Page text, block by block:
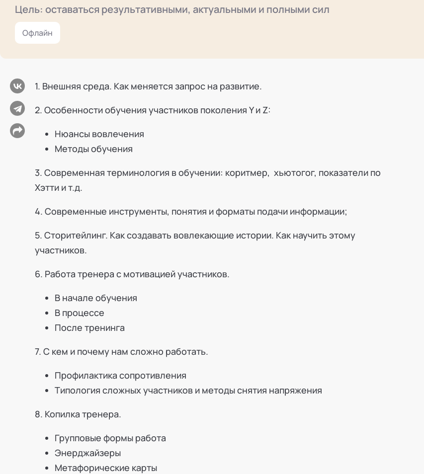
Цель: оставаться результативными, актуальными и полными сил
Офлайн
1. Внешняя среда. Как меняется запрос на развитие.
2. Особенности обучения участников поколения Y и Z:
Нюансы вовлечения
Методы обучения
3. Современная терминология в обучении: коритмер, хьютогог, показатели по
Хэтти и т.д.
4. Современные инструменты, понятия и форматы подачи информации;
5. Сторитейлинг. Как создавать вовлекающие истории. Как научить этому
участников.
6. Работа тренера с мотивацией участников.
В начале обучения
В процессе
После тренинга
7. С кем и почему нам сложно работать.
Профилактика сопротивления
Типология сложных участников и методы снятия напряжения
8. Копилка тренера.
Групповые формы работа
Энерджайзеры
Метафорические карты